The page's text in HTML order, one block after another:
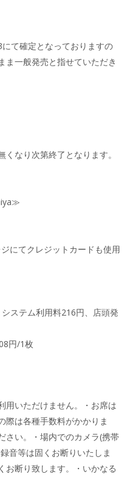
て確定となっておりますの
ま一般発売と指せていただき
なり次第終了となります。
)
にてクレジットカードも使用
ステム利用料216円、店頭発
円/1枚
用いただけません。・お席は
際は各種手数料がかかりま
さい。・場内でのカメラ(携帯
音等は固くお断りいたしま
お断り致します。・いかなる